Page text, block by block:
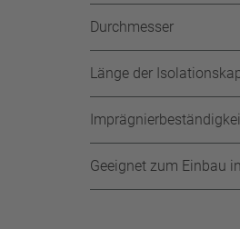
Durchmesser
Länge der
Geeignet zum Einbau